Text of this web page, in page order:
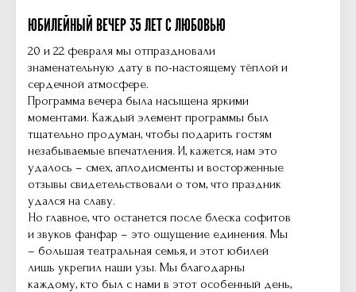
ЮБИЛЕЙНЫЙ ВЕЧЕР 35 ЛЕТ С ЛЮБОВЬЮ
20 и 22 февраля мы отпраздновали
знаменательную дату в по-настоящему тёплой и
сердечной атмосфере.
Программа вечера была насыщена яркими
моментами. Каждый элемент программы был
тщательно продуман, чтобы подарить гостям
незабываемые впечатления. И, кажется, нам это
удалось – смех, аплодисменты и восторженные
отзывы свидетельствовали о том, что праздник
удался на славу.
Но главное, что останется после блеска софитов
и звуков фанфар – это ощущение единения. Мы
– большая театральная семья, и этот юбилей
лишь укрепил наши узы. Мы благодарны
каждому, кто был с нами в этот особенный день,